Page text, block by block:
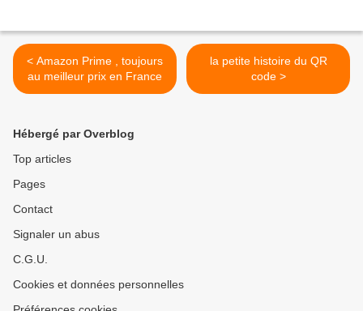
< Amazon Prime , toujours
au meilleur prix en France
la petite histoire du QR
code >
Hébergé par Overblog
Top articles
Pages
Contact
Signaler un abus
C.G.U.
Cookies et données personnelles